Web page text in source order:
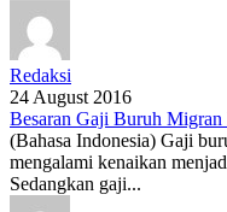
Redaksi
24 August 2016
Besaran Gaji Buruh
(Bahasa Indonesia) Gaji
mengalami kenaikan
Sedangkan gaji...